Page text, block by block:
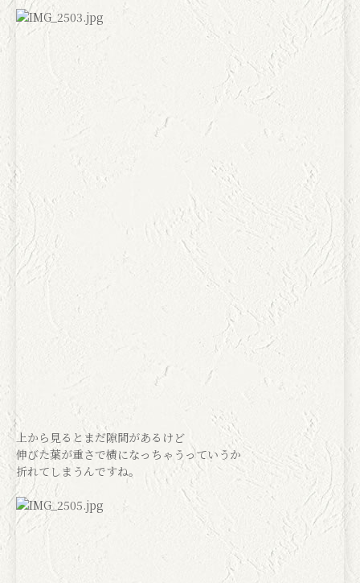
上から見るとまだ隙間があるけど
伸びた葉が重さで横になっちゃうっていうか
折れてしまうんですね。